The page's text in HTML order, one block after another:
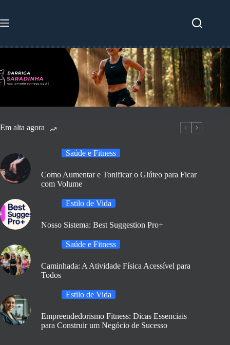
o
Em alta agora
Saúde e Fitness
Como Aumentar e Tonificar o Glúteo para Ficar
com Volume
Estilo de Vida
Nosso Sistema: Best Suggestion Pro+
Saúde e Fitness
Caminhada: A Atividade Física Acessível para
Todos
Estilo de Vida
Empreendedorismo Fitness: Dicas Essenciais
para Construir um Negócio de Sucesso